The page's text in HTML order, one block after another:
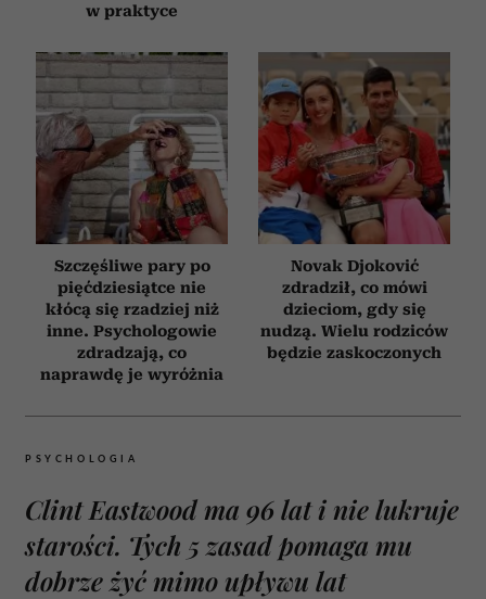
w praktyce
Szczęśliwe pary po
pięćdziesiątce nie
kłócą się rzadziej niż
inne. Psychologowie
zdradzają, co
naprawdę je wyróżnia
Novak Djoković
zdradził, co mówi
dzieciom, gdy się
nudzą. Wielu rodziców
będzie zaskoczonych
PSYCHOLOGIA
Clint Eastwood ma 96 lat i nie lukruje
starości. Tych 5 zasad pomaga mu
dobrze żyć mimo upływu lat